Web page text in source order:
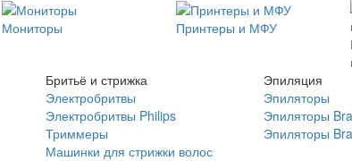
Мониторы
Принтеры и МФУ
Бритьё и стрижка
Электробритвы
Электробритвы Philips
Триммеры
Машинки для стрижки волос
Эпиляция
Эпиляторы
Эпиляторы
Эпиляторы